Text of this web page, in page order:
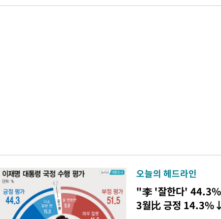
오늘의 헤드라인
"李 '잘한다'
3월比 긍정